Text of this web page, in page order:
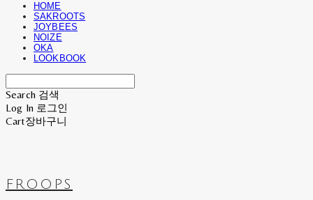
HOME
SAKROOTS
JOYBEES
NOIZE
OKA
LOOKBOOK
Search 검색
Log In 로그인
Cart장바구니
FROOPS